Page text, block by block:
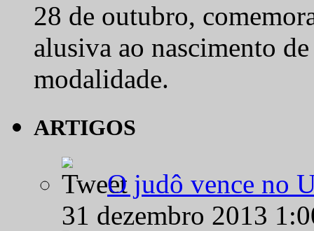
28 de outubro,
alusiva ao nascimento
modalidade.
ARTIGOS
O judô vence no
31 dezembro 2013